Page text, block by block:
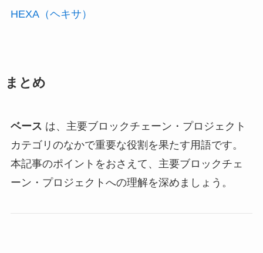
HEXA（ヘキサ）
まとめ
ベース は、主要ブロックチェーン・プロジェクト
カテゴリのなかで重要な役割を果たす用語です。
本記事のポイントをおさえて、主要ブロックチェ
ーン・プロジェクトへの理解を深めましょう。